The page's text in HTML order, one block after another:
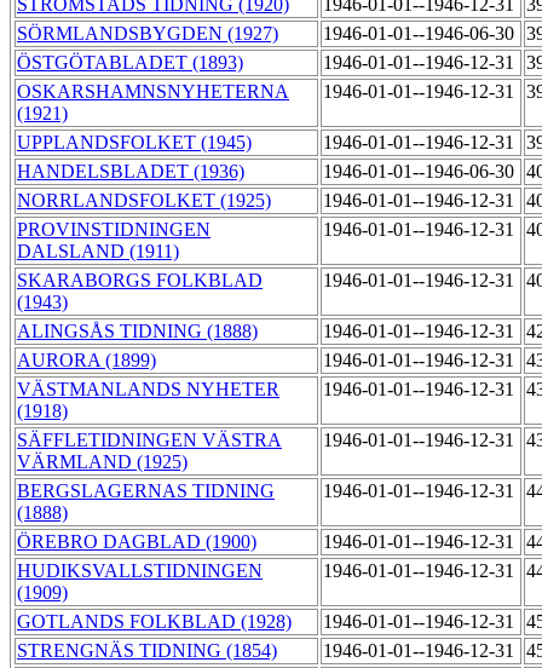
STRÖMSTADS TIDNING (1920) 1946-01-01--1946-12-31
SÖRMLANDSBYGDEN (1927)
1946-01-01--1946-06-30
ÖSTGÖTABLADET (1893)
1946-01-01--1946-12-31
OSKARSHAMNSNYHETERNA
(1921)
1946-01-01--1946-12-31
UPPLANDSFOLKET (1945) 1946-01-01--1946-12-31
HANDELSBLADET (1936)
1946-01-01--1946-06-30
NORRLANDSFOLKET (1925)
1946-01-01--1946-12-31
PROVINSTIDNINGEN
DALSLAND (1911)
1946-01-01--1946-12-31
SKARABORGS FOLKBLAD
(1943)
1946-01-01--1946-12-31
ALINGSÅS TIDNING (1888) 1946-01-01--1946-12-31
AURORA (1899)
1946-01-01--1946-12-31
VÄSTMANLANDS NYHETER
(1918)
1946-01-01--1946-12-31
SÄFFLETIDNINGEN VÄSTRA
VÄRMLAND (1925)
1946-01-01--1946-12-31
BERGSLAGERNAS TIDNING
(1888)
1946-01-01--1946-12-31
ÖREBRO DAGBLAD (1900) 1946-01-01--1946-12-31
HUDIKSVALLSTIDNINGEN
(1909)
1946-01-01--1946-12-31
GOTLANDS FOLKBLAD (1928) 1946-01-01--1946-12-31
STRENGNÄS TIDNING (1854)
1946-01-01--1946-12-31